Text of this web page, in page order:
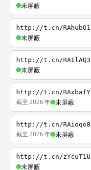
未屏蔽
http://t.cn/RAhubO1
未屏蔽
http://t.cn/RAIlAQ3
未屏蔽
http://t.cn/RAxbafY
截至 2026 年 未屏蔽
http://t.cn/RAioqo8
截至 2026 年 未屏蔽
http://t.cn/zYcuT1U
未屏蔽